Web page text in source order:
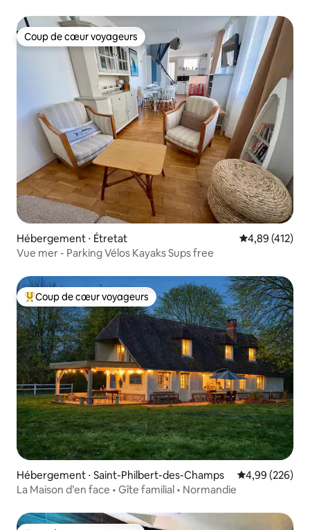
Coup de cœur voyageurs
Coup de cœur voyageurs
Hébergement ⋅ Étretat Évaluation
4,89 (412)
Vue mer - Parking Vélos Kayaks Sups free
Coups de cœur voyageurs les plus appréciés
Coup de cœur voyageurs
Hébergement ⋅ Saint-Philbert-des-Champs Évaluation
4,99 (226)
La Maison d’en face • Gîte familial • Normandie